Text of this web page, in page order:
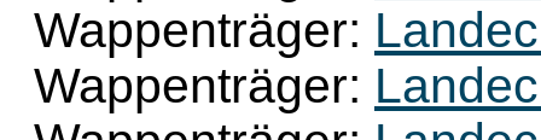
Wappenträger:
Wappenträger: